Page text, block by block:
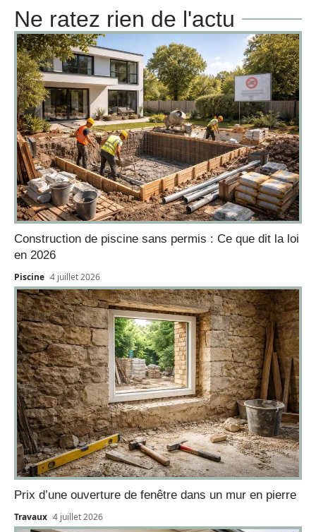
Ne ratez rien de l'actu
Construction de piscine sans permis : Ce que dit la loi
en 2026
Piscine 4 juillet 2026
Prix d’une ouverture de fenêtre dans un mur en pierre
Travaux 4 juillet 2026